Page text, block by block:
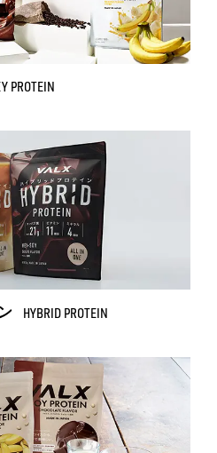
PROTEIN
HYBRID PROTEIN